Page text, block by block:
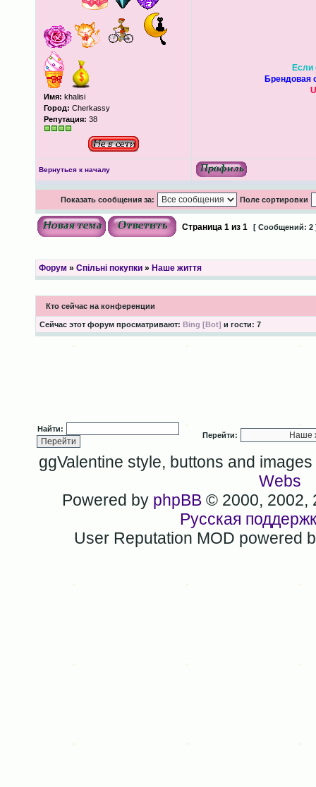
Имя: khalisi
Город: Cherkassy
Репутация: 38
Если
Брендовая
Вернуться к началу
Показать сообщения за: Поле сортировки
Страница 1из 1 [ Сообщений: 2
Форум » Спільні покупки» Наше життя
Кто сейчас на конференции
Сейчас этот форум просматривают: Bing [Bot] и гости: 7
Найти:
Перейти:
ggValentine style, buttons and
Webs
Powered by phpBB © 2000, 2002,
Русская
User Reputation MOD powered